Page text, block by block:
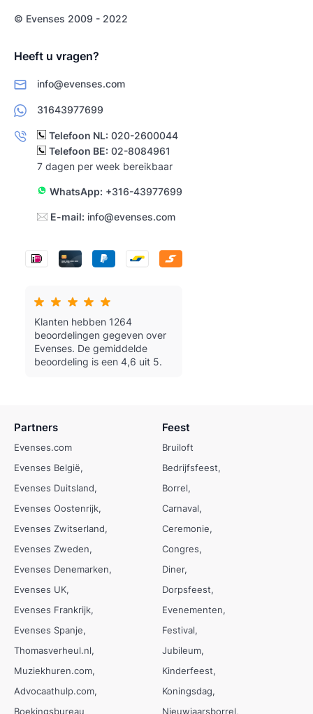
© Evenses 2009 - 2022
Heeft u vragen?
info@evenses.com
31643977699
Telefoon NL: 020-2600044
Telefoon BE: 02-8084961
7 dagen per week bereikbaar
WhatsApp: +316-43977699
E-mail: info@evenses.com
Klanten hebben 1264
beoordelingen gegeven over
Evenses. De gemiddelde
beoordeling is een 4,6 uit 5.
Partners
Evenses.com
Evenses België
Evenses Duitsland
Evenses Oostenrijk
Evenses Zwitserland
Evenses Zweden
Evenses Denemarken
Evenses UK
Evenses Frankrijk
Evenses Spanje
Thomasverheul.nl
Muziekhuren.com
Advocaathulp.com
Boekingsbureau
Feest
Bruiloft
Bedrijfsfeest
Borrel
Carnaval
Ceremonie
Congres
Diner
Dorpsfeest
Evenementen
Festival
Jubileum
Kinderfeest
Koningsdag
Nieuwjaarsborrel